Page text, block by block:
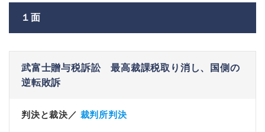
１面
武富士贈与税訴訟 最高裁課税取り消し、国側の
逆転敗訴
判決と裁決／ 裁判所判決